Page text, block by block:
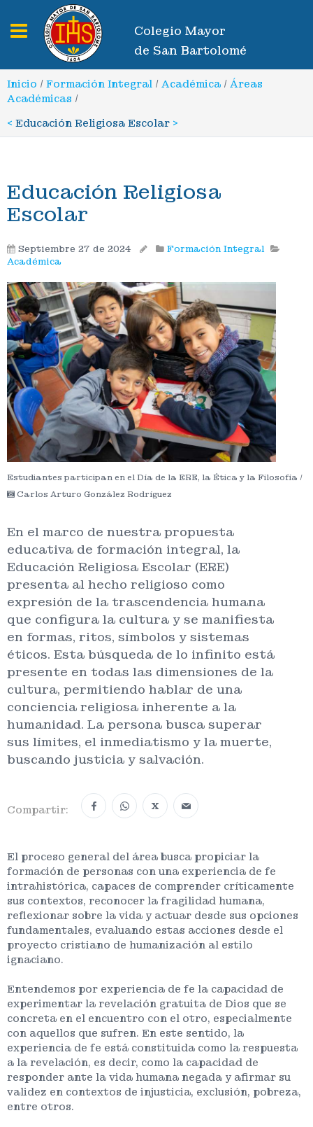
Toggle navigation
Colegio Mayor
de San Bartolomé
Inicio / Formación Integral / Académica / Áreas
Académicas /
< Educación Religiosa Escolar >
Educación Religiosa
Escolar
Septiembre 27 de 2024
Formación Integral
Académica
Estudiantes participan en el Día de la ERE, la Ética y la Filosofía /
Carlos Arturo González Rodríguez
En el marco de nuestra propuesta
educativa de formación integral, la
Educación Religiosa Escolar (ERE)
presenta al hecho religioso como
expresión de la trascendencia humana
que configura la cultura y se manifiesta
en formas, ritos, símbolos y sistemas
éticos. Esta búsqueda de lo infinito está
presente en todas las dimensiones de la
cultura, permitiendo hablar de una
conciencia religiosa inherente a la
humanidad. La persona busca superar
sus límites, el inmediatismo y la muerte,
buscando justicia y salvación.
Compartir: X
El proceso general del área busca propiciar la
formación de personas con una experiencia de fe
intrahistórica, capaces de comprender críticamente
sus contextos, reconocer la fragilidad humana,
reflexionar sobre la vida y actuar desde sus opciones
fundamentales, evaluando estas acciones desde el
proyecto cristiano de humanización al estilo
ignaciano.
Entendemos por experiencia de fe la capacidad de
experimentar la revelación gratuita de Dios que se
concreta en el encuentro con el otro, especialmente
con aquellos que sufren. En este sentido, la
experiencia de fe está constituida como la respuesta
a la revelación, es decir, como la capacidad de
responder ante la vida humana negada y afirmar su
validez en contextos de injusticia, exclusión, pobreza,
entre otros.